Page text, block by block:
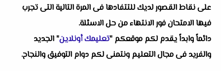
على نقاط القصور لديك للتتفادها فى المرة التالية التى تجرب
فيها الامتحان فور الانتهاء من حل الاسئلة.
دائماً وابداً يقدم لكم موقعكم "تعليمك أونلاين" الجديد
والفريد فى مجال التعليم ونتمنى لكم دوام التوفيق والنجاح.